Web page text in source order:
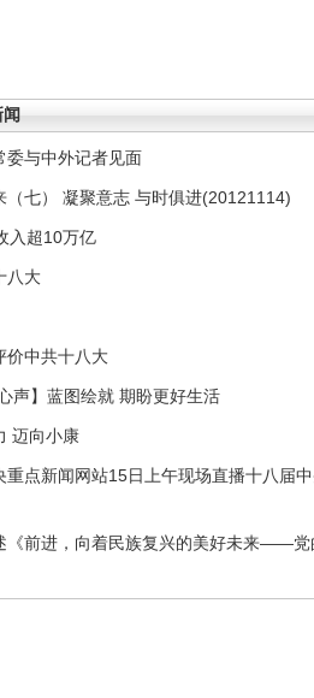
委与中外记者见面
（七） 凝聚意志 与时俱进(20121114)
入超10万亿
八大
价中共十八大
声】蓝图绘就 期盼更好生活
迈向小康
重点新闻网站15日上午现场直播十八届
《前进，向着民族复兴的美好未来——党